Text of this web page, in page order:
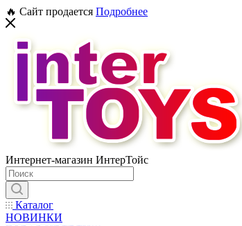
🔥 Сайт продается Подробнее
Интернет-магазин ИнтерТойс
Каталог
НОВИНКИ